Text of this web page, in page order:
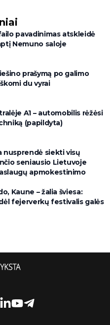
pavadinimas atskleidė
Nemuno saloje
prašymą po galimo
du vyrai
A1 – automobilis rėžėsi
(papildyta)
nusprendė siekti visų
seniausio Lietuvoje
apmokestinimo
Kaune – žalia šviesa:
fejerverkų festivalis galės